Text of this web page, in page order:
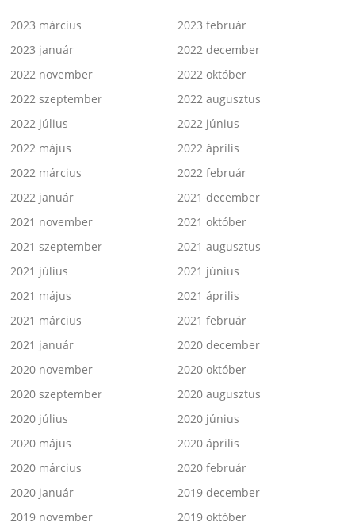
2023 március
2023 február
2023 január
2022 december
2022 november
2022 október
2022 szeptember
2022 augusztus
2022 július
2022 június
2022 május
2022 április
2022 március
2022 február
2022 január
2021 december
2021 november
2021 október
2021 szeptember
2021 augusztus
2021 július
2021 június
2021 május
2021 április
2021 március
2021 február
2021 január
2020 december
2020 november
2020 október
2020 szeptember
2020 augusztus
2020 július
2020 június
2020 május
2020 április
2020 március
2020 február
2020 január
2019 december
2019 november
2019 október